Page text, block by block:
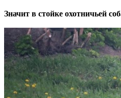
Значит в стойке охотничьей